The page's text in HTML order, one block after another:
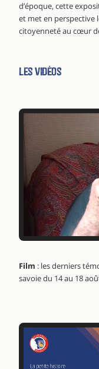
d’époque, cette
et met en perspective
citoyenneté au cœur
Les vidéos
Film : les derniers
savoie du 14 au 18